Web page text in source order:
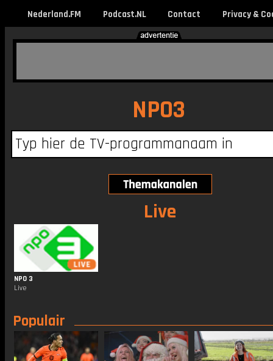
Nederland.FM Podcast.NL Contact Privacy &
NPO3
Live
NPO 3
Live
Populair